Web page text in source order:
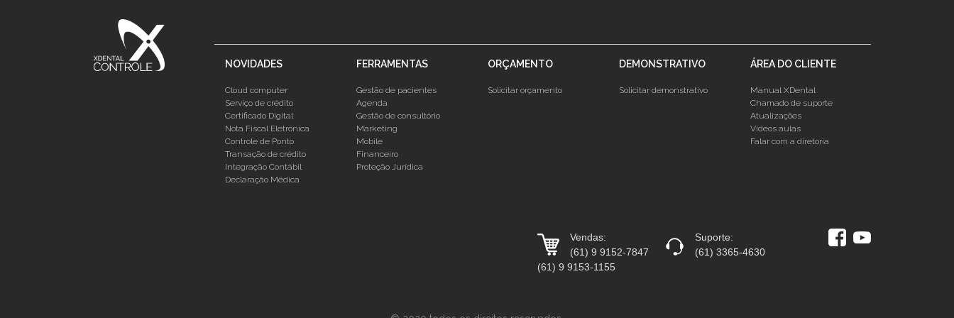
NOVIDADES
Cloud computer
Serviço de crédito
Certificado Digital
Nota Fiscal Eletrônica
Controle de Ponto
Transação de crédito
Integração Contábil
Declaração Médica
FERRAMENTAS
Gestão de pacientes
Agenda
Gestão de consultório
Marketing
Mobile
Financeiro
Proteção Jurídica
ORÇAMENTO
Solicitar orçamento
DEMONSTRATIVO
Solicitar demonstrativo
ÁREA DO CLIENTE
Manual XDental
Chamado de suporte
Atualizações
Vídeos aulas
Falar com a diretoria
Vendas:
(61) 9 9152-7847
(61) 9 9153-1155
Suporte:
(61) 3365-4630